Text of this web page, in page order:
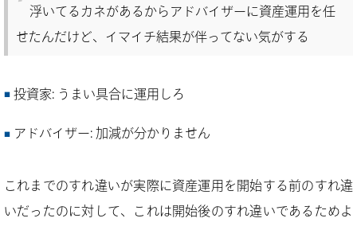
浮いてるカネがあるからアドバイザーに資産運用を任
せたんだけど、イマイチ結果が伴ってない気がする
投資家: うまい具合に運用しろ
アドバイザー: 加減が分かりません
これまでのすれ違いが実際に資産運用を開始する前のすれ違
いだったのに対して、これは開始後のすれ違いであるためよ